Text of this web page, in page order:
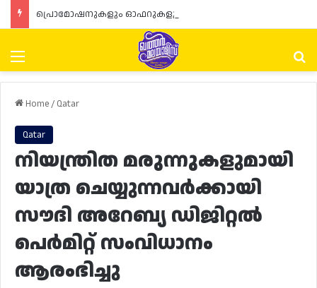
Menu
Home/ Qatar
Qatar
നിയന്ത്രിത മരുന്നുകളുമായി
യാത്ര ചെയ്യുന്നവർക്കായി
സൗദി അറേബ്യ ഡിജിറ്റൽ
പെർമിറ്റ് സംവിധാനം
ആരംഭിച്ചു